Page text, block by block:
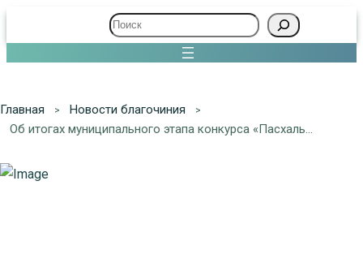
Поиск
Главная
Новости благочиния
Об итогах муниципального этапа конкурса «Пасхальное яйцо 2018»